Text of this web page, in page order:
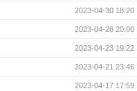
2023-04-30 18:20
2023-04-26 20:00
2023-04-23 19:22
2023-04-21 23:46
2023-04-17 17:59